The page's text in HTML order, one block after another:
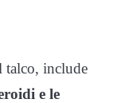
talco, include
e le